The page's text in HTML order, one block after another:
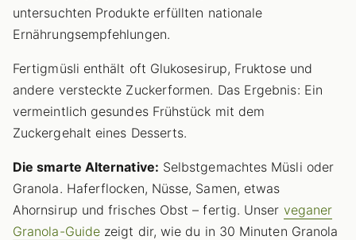
untersuchten Produkte erfüllten nationale
Ernährungsempfehlungen.
Fertigmüsli enthält oft Glukosesirup, Fruktose und
andere versteckte Zuckerformen. Das Ergebnis: Ein
vermeintlich gesundes Frühstück mit dem
Zuckergehalt eines Desserts.
Die smarte Alternative: Selbstgemachtes Müsli oder
Granola. Haferflocken, Nüsse, Samen, etwas
Ahornsirup und frisches Obst – fertig. Unser veganer
Granola-Guide zeigt dir, wie du in 30 Minuten Granola